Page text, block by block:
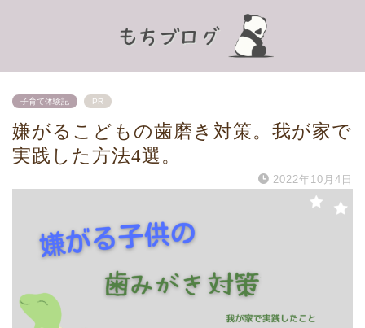
子育て体験記 PR
嫌がるこどもの歯磨き対策。我が家で
実践した方法4選。
2022年10月4日